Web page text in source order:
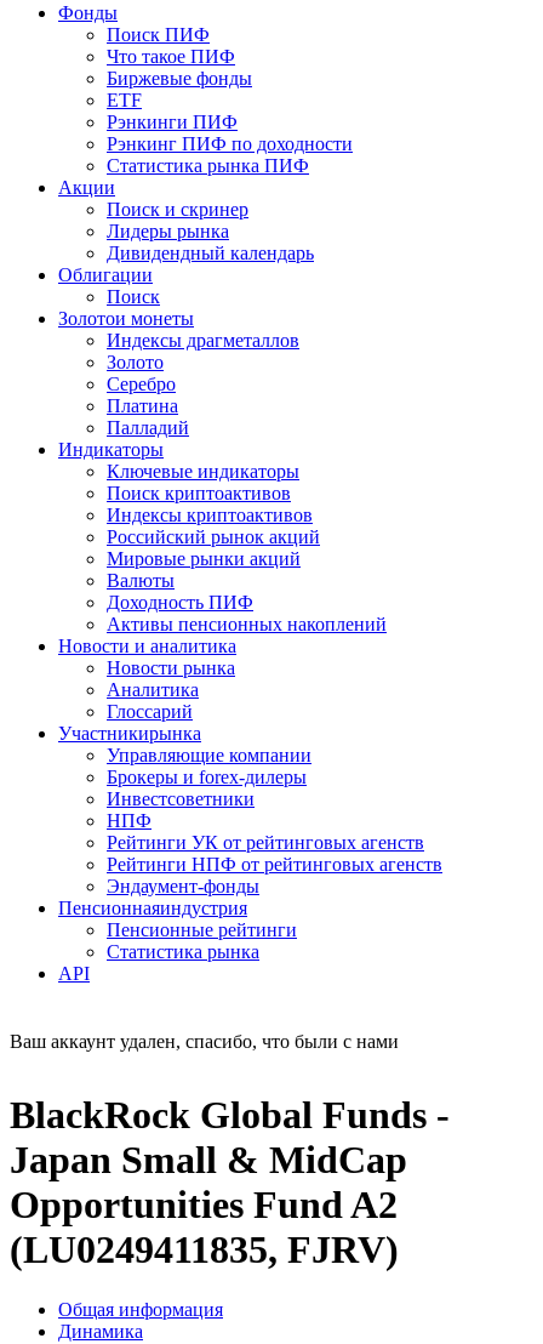
Фонды
Поиск ПИФ
Что такое ПИФ
Биржевые фонды
ETF
Рэнкинги ПИФ
Рэнкинг ПИФ по доходности
Статистика рынка ПИФ
Акции
Поиск и скринер
Лидеры рынка
Дивидендный календарь
Облигации
Поиск
Золотои монеты
Индексы драгметаллов
Золото
Серебро
Платина
Палладий
Индикаторы
Ключевые индикаторы
Поиск криптоактивов
Индексы криптоактивов
Российский рынок акций
Мировые рынки акций
Валюты
Доходность ПИФ
Активы пенсионных накоплений
Новости и аналитика
Новости рынка
Аналитика
Глоссарий
Участникирынка
Управляющие компании
Брокеры и forex-дилеры
Инвестсоветники
НПФ
Рейтинги УК от рейтинговых агенств
Рейтинги НПФ от рейтинговых агенств
Эндаумент-фонды
Пенсионнаяиндустрия
Пенсионные рейтинги
Статистика рынка
API
Ваш аккаунт удален, спасибо, что были с нами
BlackRock Global Funds -
Japan Small & MidCap
Opportunities Fund A2
(LU0249411835, FJRV)
Общая информация
Динамика